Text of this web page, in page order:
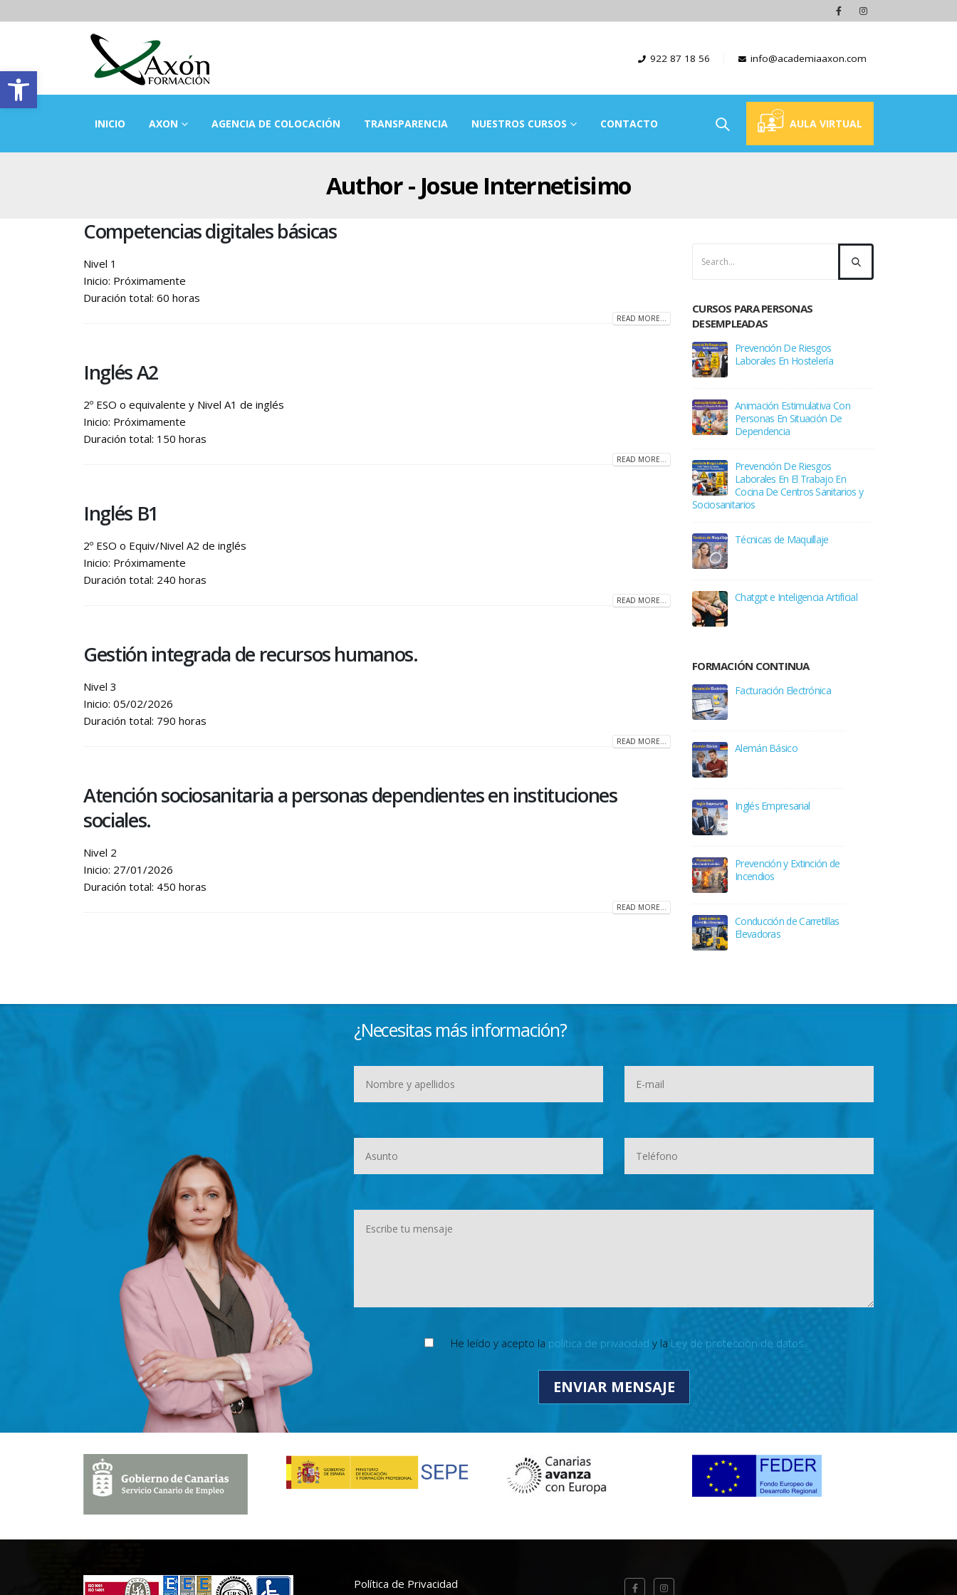
Abrir barra de herramientas
922 87 18 56 info@academiaaxon.com
INICIO AXON AGENCIA DE COLOCACIÓN TRANSPARENCIA NUESTROS CURSOS CONTACTO AULA VIRTUAL
Author - Josue Internetisimo
Competencias digitales básicas
Nivel 1
Inicio: Próximamente
Duración total: 60 horas
READ MORE...
Inglés A2
2º ESO o equivalente y Nivel A1 de inglés
Inicio: Próximamente
Duración total: 150 horas
READ MORE...
Inglés B1
2º ESO o Equiv/Nivel A2 de inglés
Inicio: Próximamente
Duración total: 240 horas
READ MORE...
Gestión integrada de recursos humanos.
Nivel 3
Inicio: 05/02/2026
Duración total: 790 horas
READ MORE...
Atención sociosanitaria a personas dependientes en instituciones
sociales.
Nivel 2
Inicio: 27/01/2026
Duración total: 450 horas
READ MORE...
CURSOS PARA PERSONAS
DESEMPLEADAS
Prevención De Riesgos
Laborales En Hostelería
Animación Estimulativa Con
Personas En Situación De
Dependencia
Prevención De Riesgos
Laborales En El Trabajo En
Cocina De Centros Sanitarios y
Sociosanitarios
Técnicas de Maquillaje
Chatgpt e Inteligencia Artificial
FORMACIÓN CONTINUA
Facturación Electrónica
Alemán Básico
Inglés Empresarial
Prevención y Extinción de
Incendios
Conducción de Carretillas
Elevadoras
¿Necesitas más información?
He leído y acepto la política de privacidad y la Ley de protección de datos
Política de Privacidad